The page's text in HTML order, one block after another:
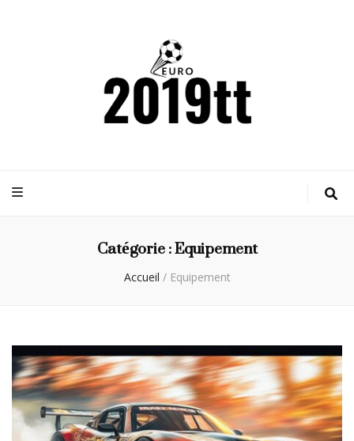
Catégorie :Equipement
Accueil / Equipement